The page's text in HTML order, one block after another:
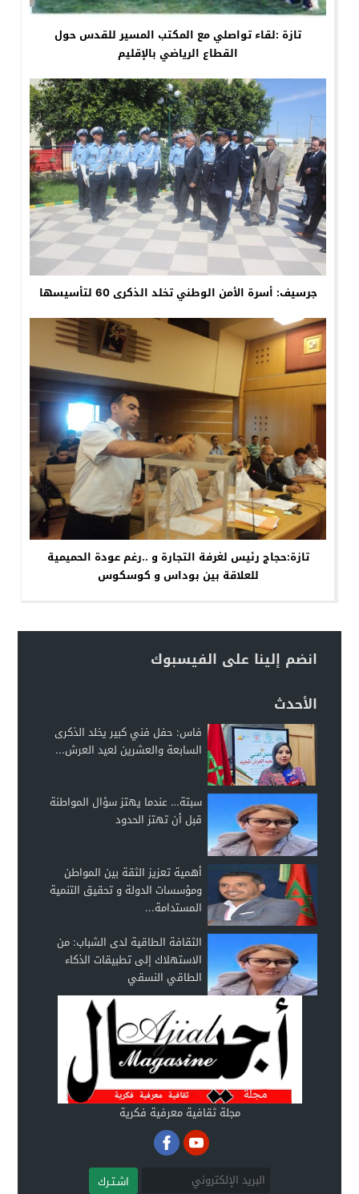
تازة :لقاء تواصلي مع المكتب المسير للقدس حول
القطاع الرياضي بالإقليم
جرسيف: أسرة الأمن الوطني تخلد الذكرى 60 لتأسيسها
تازة:حجاج رئيس لغرفة التجارة و ..رغم عودة الحميمية
للعلاقة بين بوداس و كوسكوس
انضم إلينا على الفيسبوك
الأحدث
فاس: حفل فني كبير يخلد الذكرى
السابعة والعشرين لعيد العرش...
سبتة… عندما يهتز سؤال المواطنة
قبل أن تهتز الحدود
أهمية تعزيز الثقة بين المواطن
ومؤسسات الدولة و تحقيق التنمية
المستدامة...
الثقافة الطاقية لدى الشباب: من
الاستهلاك إلى تطبيقات الذكاء
الطاقي النسقي
مجلة ثقافية معرفية فكرية
اشـتـرك